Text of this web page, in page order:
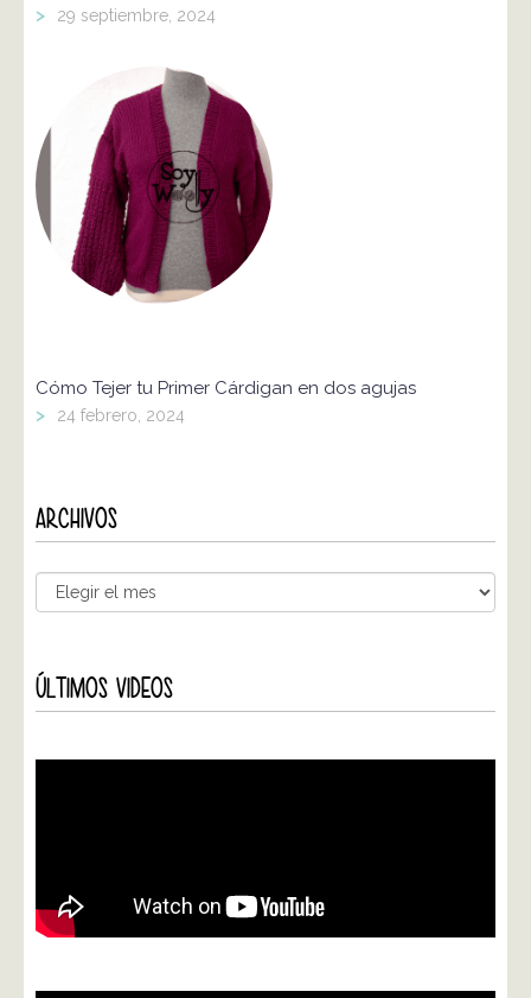
> 29 septiembre, 2024
Cómo Tejer tu Primer Cárdigan en dos agujas
> 24 febrero, 2024
ARCHIVOS
ÚLTIMOS VIDEOS